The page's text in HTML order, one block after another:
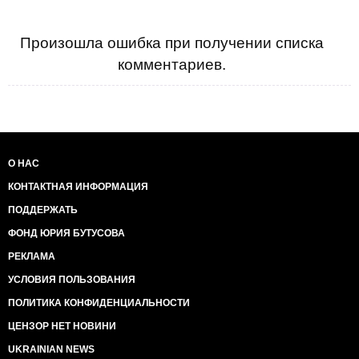
Произошла ошибка при получении списка
комментариев.
О НАС
КОНТАКТНАЯ ИНФОРМАЦИЯ
ПОДДЕРЖАТЬ
ФОНД ЮРИЯ БУТУСОВА
РЕКЛАМА
УСЛОВИЯ ПОЛЬЗОВАНИЯ
ПОЛИТИКА КОНФИДЕНЦИАЛЬНОСТИ
ЦЕНЗОР НЕТ НОВИНИ
UKRAINIAN NEWS